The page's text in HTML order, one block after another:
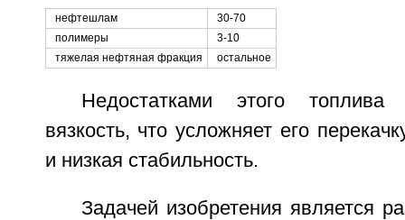
нефтешлам
30-70
полимеры
3-10
тяжелая нефтяная фракция
остальное
Недостатками этого топлива
вязкость, что усложняет его
и низкая стабильность.
Задачей изобретения является